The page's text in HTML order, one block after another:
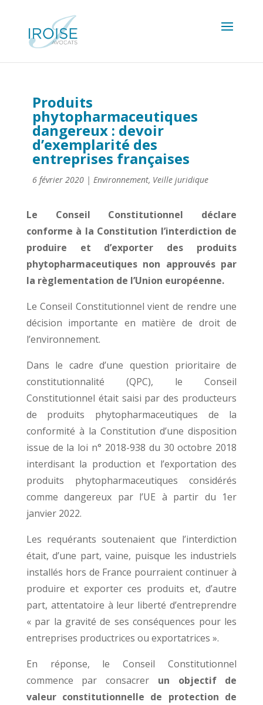
Produits
phytopharmaceutiques
dangereux : devoir
d’exemplarité des
entreprises françaises
6 février 2020| Environnement, Veille juridique
Le Conseil Constitutionnel déclare
conforme à la Constitution l’interdiction de
produire et d’exporter des produits
phytopharmaceutiques non approuvés par
la règlementation de l’Union européenne.
Le Conseil Constitutionnel vient de rendre une
décision importante en matière de droit de
l’environnement.
Dans le cadre d’une question prioritaire de
constitutionnalité (QPC), le Conseil
Constitutionnel était saisi par des producteurs
de produits phytopharmaceutiques de la
conformité à la Constitution d’une disposition
issue de la loi n° 2018-938 du 30 octobre 2018
interdisant la production et l’exportation des
produits phytopharmaceutiques considérés
comme dangereux par l’UE à partir du 1er
janvier 2022.
Les requérants soutenaient que l’interdiction
était, d’une part, vaine, puisque les industriels
installés hors de France pourraient continuer à
produire et exporter ces produits et, d’autre
part, attentatoire à leur liberté d’entreprendre
« par la gravité de ses conséquences pour les
entreprises productrices ou exportatrices ».
En réponse, le Conseil Constitutionnel
commence par consacrer un objectif de
valeur constitutionnelle de protection de